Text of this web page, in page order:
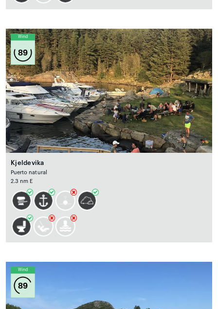
Wind
89
Kjeldevika
Puerto natural
2.3 nm E
Wind
89